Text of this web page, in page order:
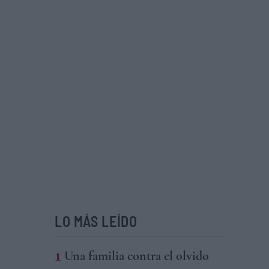
LO MÁS LEÍDO
Una familia contra el olvido